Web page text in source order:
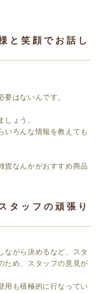
と笑顔でお話し
はないんです。
ょう。
いろんな情報を教えても
貨なんかがおすすめ商品
ッフの頑張り
ながら決めるなど、スタ
ため、スタッフの意見が
用も積極的に行なってい